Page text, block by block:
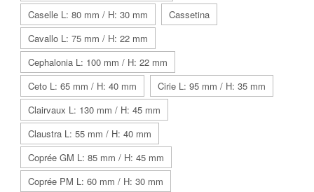
Caselle L: 80 mm / H: 30 mm
Cassetina
Cavallo L: 75 mm / H: 22 mm
Cephalonia L: 100 mm / H: 22 mm
Ceto L: 65 mm / H: 40 mm
Cirie L: 95 mm / H: 35 mm
Clairvaux L: 130 mm / H: 45 mm
Claustra L: 55 mm / H: 40 mm
Coprée GM L: 85 mm / H: 45 mm
Coprée PM L: 60 mm / H: 30 mm